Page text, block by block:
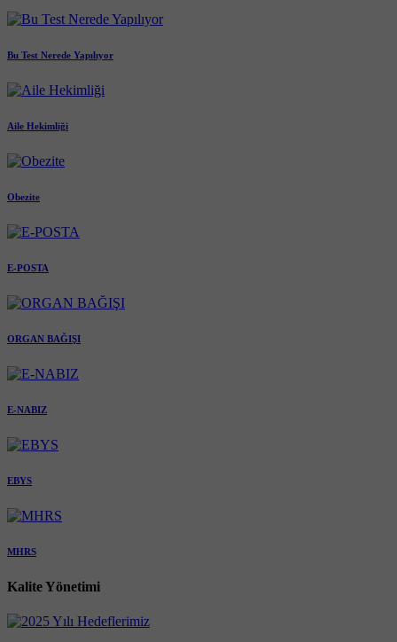
Bu Test Nerede Yapılıyor
Aile Hekimliği
Obezite
E-POSTA
ORGAN BAĞIŞI
E-NABIZ
EBYS
MHRS
Kalite Yönetimi